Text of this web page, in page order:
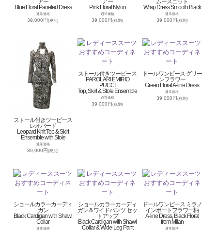
アー
Blue Floral Paneled Dress
通常価格
39,000円(税別)
アー
Pink Floral Nylon
通常価格
39,000円(税別)
ムースニット
Wrap Dress Smooth Black
通常価格
39,000円(税別)
ストール付きツーピース
レオパード
Leopard Knit Top & Skirt
Ensemble with Stole
通常価格
39,000円(税別)
ストール付きツーピース
PAROLARI EMIRIO
PUCCI
Top, Skirt & Stole Ensemble
通常価格
39,000円(税別)
ドールワンピース グリー
ンフラワー
Green Floral A-line Dress
通常価格
39,000円(税別)
ショールカラーカーディ
ガン
Black Cardigan with Shawl
Collar
通常価格
ショールカラーカーディ
ガン＆ワイドパンツ セッ
トアップ
Black Cardigan with Shawl
Collar & Wide-Leg Pant
ドールワンピース ミラノ
インポートフラワー柄
A-line Dress, Black Floral
from Milan
通常価格